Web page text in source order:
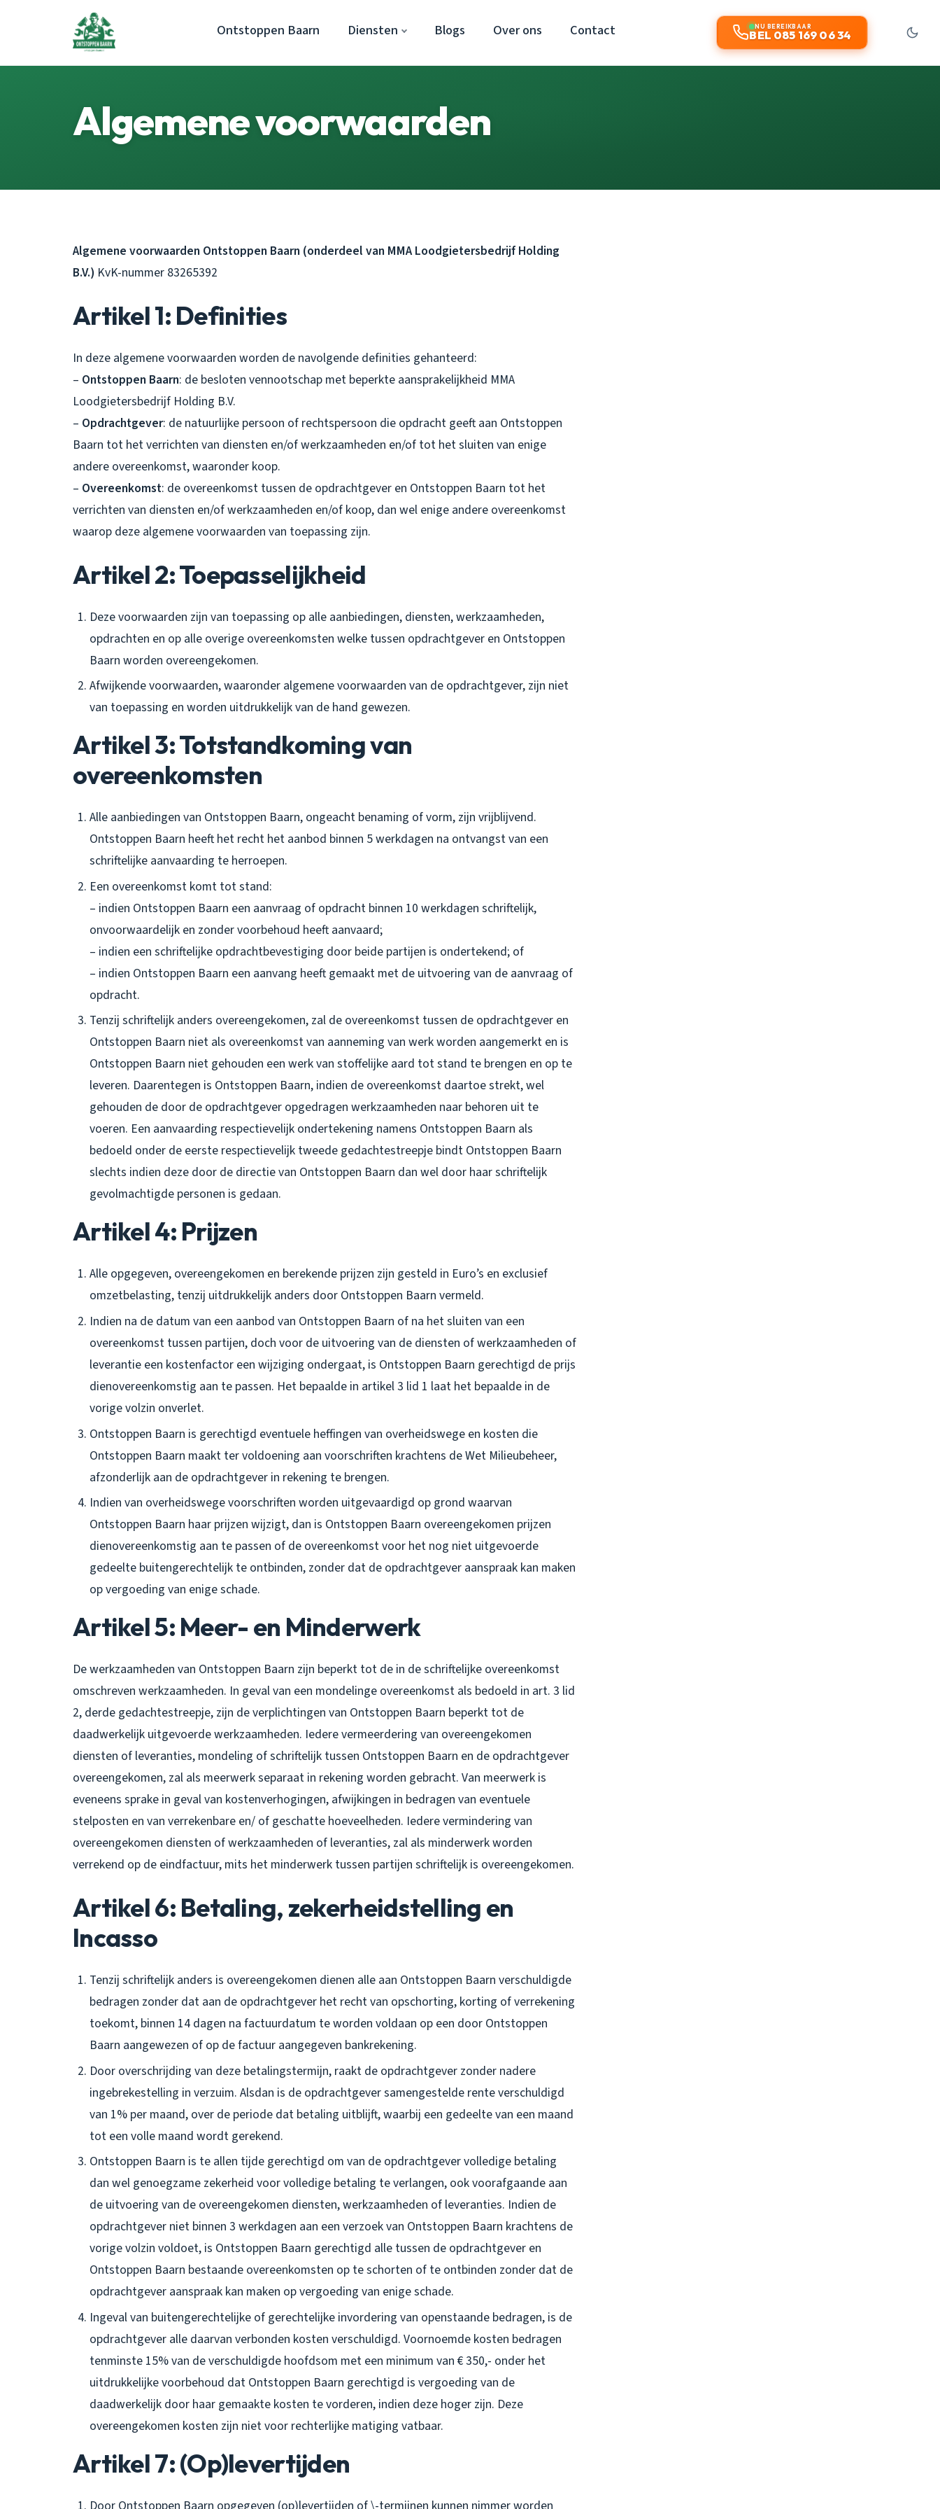
Ontstoppen Baarn Diensten Blogs Over ons Contact NU BEREIKBAAR
BEL 085 169 06 34
Algemene voorwaarden
Algemene voorwaarden Ontstoppen Baarn (onderdeel van MMA Loodgietersbedrijf Holding
B.V.) KvK-nummer 83265392
Artikel 1: Definities
In deze algemene voorwaarden worden de navolgende definities gehanteerd:
– Ontstoppen Baarn: de besloten vennootschap met beperkte aansprakelijkheid MMA
Loodgietersbedrijf Holding B.V.
– Opdrachtgever: de natuurlijke persoon of rechtspersoon die opdracht geeft aan Ontstoppen
Baarn tot het verrichten van diensten en/of werkzaamheden en/of tot het sluiten van enige
andere overeenkomst, waaronder koop.
– Overeenkomst: de overeenkomst tussen de opdrachtgever en Ontstoppen Baarn tot het
verrichten van diensten en/of werkzaamheden en/of koop, dan wel enige andere overeenkomst
waarop deze algemene voorwaarden van toepassing zijn.
Artikel 2: Toepasselijkheid
Deze voorwaarden zijn van toepassing op alle aanbiedingen, diensten, werkzaamheden,
opdrachten en op alle overige overeenkomsten welke tussen opdrachtgever en Ontstoppen
Baarn worden overeengekomen.
Afwijkende voorwaarden, waaronder algemene voorwaarden van de opdrachtgever, zijn niet
van toepassing en worden uitdrukkelijk van de hand gewezen.
Artikel 3: Totstandkoming van
overeenkomsten
Alle aanbiedingen van Ontstoppen Baarn, ongeacht benaming of vorm, zijn vrijblijvend.
Ontstoppen Baarn heeft het recht het aanbod binnen 5 werkdagen na ontvangst van een
schriftelijke aanvaarding te herroepen.
Een overeenkomst komt tot stand:
– indien Ontstoppen Baarn een aanvraag of opdracht binnen 10 werkdagen schriftelijk,
onvoorwaardelijk en zonder voorbehoud heeft aanvaard;
– indien een schriftelijke opdrachtbevestiging door beide partijen is ondertekend; of
– indien Ontstoppen Baarn een aanvang heeft gemaakt met de uitvoering van de aanvraag of
opdracht.
Tenzij schriftelijk anders overeengekomen, zal de overeenkomst tussen de opdrachtgever en
Ontstoppen Baarn niet als overeenkomst van aanneming van werk worden aangemerkt en is
Ontstoppen Baarn niet gehouden een werk van stoffelijke aard tot stand te brengen en op te
leveren. Daarentegen is Ontstoppen Baarn, indien de overeenkomst daartoe strekt, wel
gehouden de door de opdrachtgever opgedragen werkzaamheden naar behoren uit te
voeren. Een aanvaarding respectievelijk ondertekening namens Ontstoppen Baarn als
bedoeld onder de eerste respectievelijk tweede gedachtestreepje bindt Ontstoppen Baarn
slechts indien deze door de directie van Ontstoppen Baarn dan wel door haar schriftelijk
gevolmachtigde personen is gedaan.
Artikel 4: Prijzen
Alle opgegeven, overeengekomen en berekende prijzen zijn gesteld in Euro’s en exclusief
omzetbelasting, tenzij uitdrukkelijk anders door Ontstoppen Baarn vermeld.
Indien na de datum van een aanbod van Ontstoppen Baarn of na het sluiten van een
overeenkomst tussen partijen, doch voor de uitvoering van de diensten of werkzaamheden of
leverantie een kostenfactor een wijziging ondergaat, is Ontstoppen Baarn gerechtigd de prijs
dienovereenkomstig aan te passen. Het bepaalde in artikel 3 lid 1 laat het bepaalde in de
vorige volzin onverlet.
Ontstoppen Baarn is gerechtigd eventuele heffingen van overheidswege en kosten die
Ontstoppen Baarn maakt ter voldoening aan voorschriften krachtens de Wet Milieubeheer,
afzonderlijk aan de opdrachtgever in rekening te brengen.
Indien van overheidswege voorschriften worden uitgevaardigd op grond waarvan
Ontstoppen Baarn haar prijzen wijzigt, dan is Ontstoppen Baarn overeengekomen prijzen
dienovereenkomstig aan te passen of de overeenkomst voor het nog niet uitgevoerde
gedeelte buitengerechtelijk te ontbinden, zonder dat de opdrachtgever aanspraak kan maken
op vergoeding van enige schade.
Artikel 5: Meer- en Minderwerk
De werkzaamheden van Ontstoppen Baarn zijn beperkt tot de in de schriftelijke overeenkomst
omschreven werkzaamheden. In geval van een mondelinge overeenkomst als bedoeld in art. 3 lid
2, derde gedachtestreepje, zijn de verplichtingen van Ontstoppen Baarn beperkt tot de
daadwerkelijk uitgevoerde werkzaamheden. Iedere vermeerdering van overeengekomen
diensten of leveranties, mondeling of schriftelijk tussen Ontstoppen Baarn en de opdrachtgever
overeengekomen, zal als meerwerk separaat in rekening worden gebracht. Van meerwerk is
eveneens sprake in geval van kostenverhogingen, afwijkingen in bedragen van eventuele
stelposten en van verrekenbare en/ of geschatte hoeveelheden. Iedere vermindering van
overeengekomen diensten of werkzaamheden of leveranties, zal als minderwerk worden
verrekend op de eindfactuur, mits het minderwerk tussen partijen schriftelijk is overeengekomen.
Artikel 6: Betaling, zekerheidstelling en
Incasso
Tenzij schriftelijk anders is overeengekomen dienen alle aan Ontstoppen Baarn verschuldigde
bedragen zonder dat aan de opdrachtgever het recht van opschorting, korting of verrekening
toekomt, binnen 14 dagen na factuurdatum te worden voldaan op een door Ontstoppen
Baarn aangewezen of op de factuur aangegeven bankrekening.
Door overschrijding van deze betalingstermijn, raakt de opdrachtgever zonder nadere
ingebrekestelling in verzuim. Alsdan is de opdrachtgever samengestelde rente verschuldigd
van 1% per maand, over de periode dat betaling uitblijft, waarbij een gedeelte van een maand
tot een volle maand wordt gerekend.
Ontstoppen Baarn is te allen tijde gerechtigd om van de opdrachtgever volledige betaling
dan wel genoegzame zekerheid voor volledige betaling te verlangen, ook voorafgaande aan
de uitvoering van de overeengekomen diensten, werkzaamheden of leveranties. Indien de
opdrachtgever niet binnen 3 werkdagen aan een verzoek van Ontstoppen Baarn krachtens de
vorige volzin voldoet, is Ontstoppen Baarn gerechtigd alle tussen de opdrachtgever en
Ontstoppen Baarn bestaande overeenkomsten op te schorten of te ontbinden zonder dat de
opdrachtgever aanspraak kan maken op vergoeding van enige schade.
Ingeval van buitengerechtelijke of gerechtelijke invordering van openstaande bedragen, is de
opdrachtgever alle daarvan verbonden kosten verschuldigd. Voornoemde kosten bedragen
tenminste 15% van de verschuldigde hoofdsom met een minimum van € 350,- onder het
uitdrukkelijke voorbehoud dat Ontstoppen Baarn gerechtigd is vergoeding van de
daadwerkelijk door haar gemaakte kosten te vorderen, indien deze hoger zijn. Deze
overeengekomen kosten zijn niet voor rechterlijke matiging vatbaar.
Artikel 7: (Op)levertijden